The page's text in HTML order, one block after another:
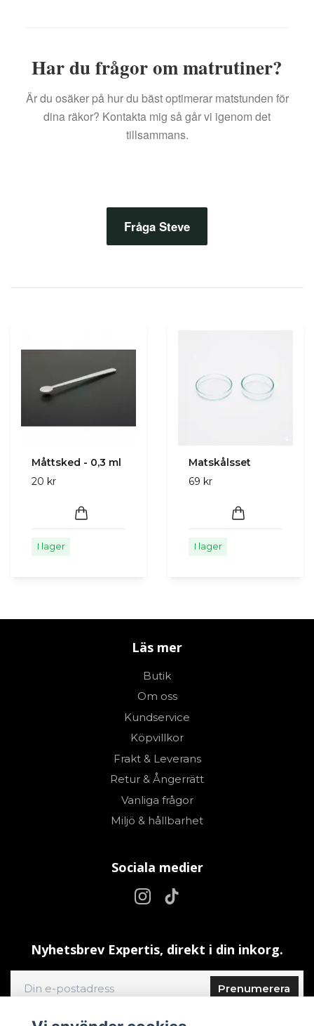
Har du frågor om matrutiner?
Är du osäker på hur du bäst optimerar matstunden för
dina räkor? Kontakta mig så går vi igenom det
tillsammans.
Fråga Steve
Måttsked - 0,3 ml
20 kr
I lager
Matskålsset
69 kr
I lager
Läs mer
Butik
Om oss
Kundservice
Köpvillkor
Frakt & Leverans
Retur & Ångerrätt
Vanliga frågor
Miljö & hållbarhet
Sociala medier
Nyhetsbrev Expertis, direkt i din inkorg.
Prenumerera